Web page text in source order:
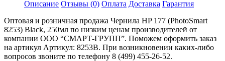
Описание Отзывы (0) Оплата Доставка Гарантия
Оптовая и розничная продажа Чернила HP 177 (PhotoSmart
8253) Black, 250мл по низким ценам производителей от
компании ООО “СМАРТ-ГРУПП”. Поможем оформить заказ
на артикул Артикул: 8253B. При возникновении каких-либо
вопросов звоните по телефону 8 (499) 455-26-52.